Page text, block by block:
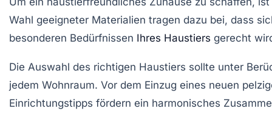
Wahl geeigneter Materialien tragen dazu bei, dass
besonderen Bedürfnissen Ihres Haustiers gerecht
Die Auswahl des richtigen Haustiers sollte unter
jedem Wohnraum. Vor dem Einzug eines neuen
Einrichtungstipps fördern ein harmonisches